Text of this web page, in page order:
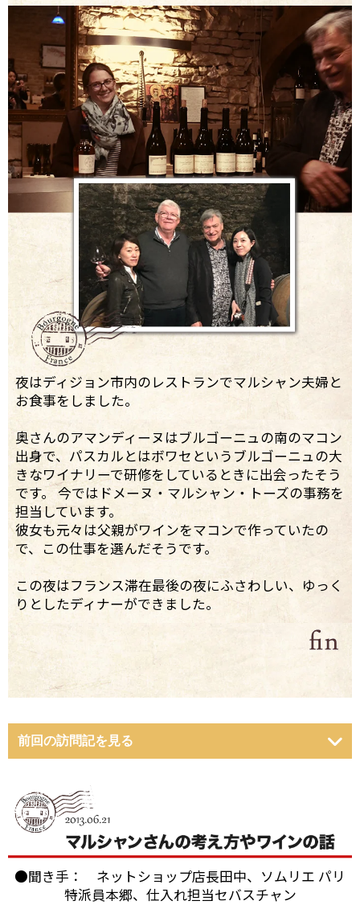
夜はディジョン市内のレストランでマルシャン夫婦と
お食事をしました。
奥さんのアマンディーヌはブルゴーニュの南のマコン
出身で、パスカルとはボワセというブルゴーニュの大
きなワイナリーで研修をしているときに出会ったそう
です。 今ではドメーヌ・マルシャン・トーズの事務を
担当しています。
彼女も元々は父親がワインをマコンで作っていたの
で、この仕事を選んだそうです。
この夜はフランス滞在最後の夜にふさわしい、ゆっく
りとしたディナーができました。
前回の訪問記を見る
●聞き手： ネットショップ店長田中、ソムリエ パリ
特派員本郷、仕入れ担当セバスチャン